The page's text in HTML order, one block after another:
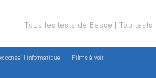
Tous les tests de Basse
Top tests
conseil informatique Films à voir